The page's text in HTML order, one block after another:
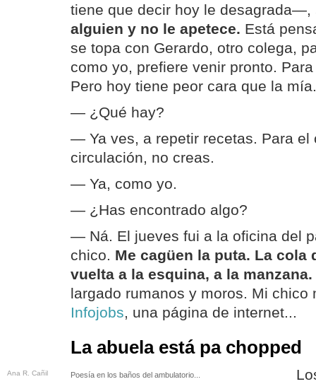
tiene que decir hoy le desagrada—,
alguien y no le apetece. Está
se topa con Gerardo, otro colega,
como yo, prefiere venir pronto.
Pero hoy tiene peor cara que la
— ¿Qué hay?
— Ya ves, a repetir recetas. Para el
circulación, no creas.
— Ya, como yo.
— ¿Has encontrado algo?
— Ná. El jueves fui a la oficina del
chico. Me cagüen la puta. La cola
vuelta a la esquina, a la manzana.
largado rumanos y moros. Mi chico
Infojobs, una página de internet...
La abuela está pa chopped
Ana R. Cañil Poesía en los baños del ambulatorio...